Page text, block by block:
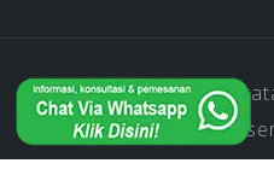
Copyright © 2019